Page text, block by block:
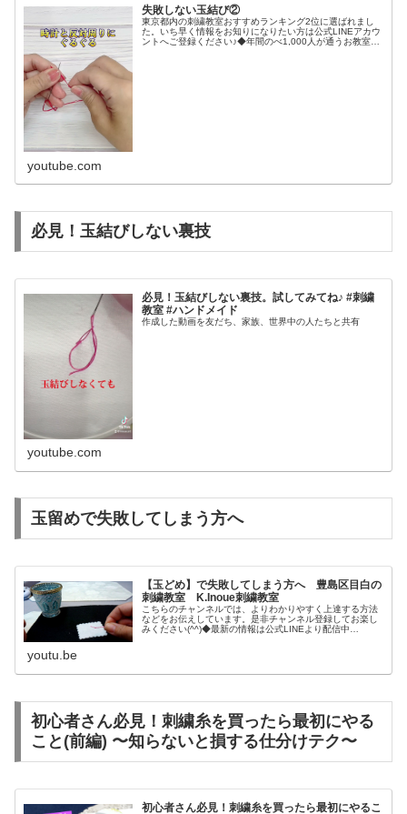
失敗しない玉結び②
東京都内の刺繍教室おすすめランキング2位に選ばれまし
た。いち早く情報をお知りになりたい方は公式LINEアカウ
ントへご登録ください♪◆年間のべ1,000人が通うお教室
youtube.com
必見！玉結びしない裏技
必見！玉結びしない裏技。試してみてね♪ #刺繍
教室 #ハンドメイド
作成した動画を友だち、家族、世界中の人たちと共有
youtube.com
玉留めで失敗してしまう方へ
【玉どめ】で失敗してしまう方へ 豊島区目白の
刺繍教室 K.Inoue刺繍教室
こちらのチャンネルでは、よりわかりやすく上達する方法
などをお伝えしています。是非チャンネル登録してお楽し
みください(^^)◆最新の情報は公式LINEより配信中
youtu.be
初心者さん必見！刺繍糸を買ったら最初にやる
こと(前編) 〜知らないと損する仕分けテク〜
初心者さん必見！刺繍糸を買ったら最初にやるこ